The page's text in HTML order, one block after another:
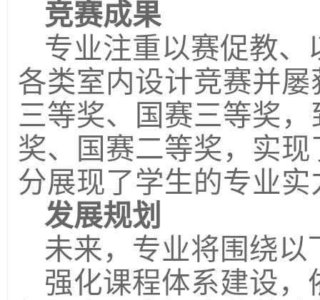
竞赛成果
专业注重以赛促教
各类室内设计竞赛并
三等奖、国赛三等奖
奖、国赛二等奖，实
分展现了学生的专业
发展规划
未来，专业将围绕以
强化课程体系建设